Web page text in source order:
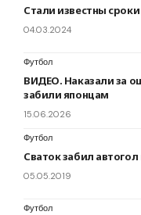
Стали известны
04.03.2024
Футбол
ВИДЕО. Наказали за
забили японцам
15.06.2026
Футбол
Сваток забил
05.05.2019
Футбол